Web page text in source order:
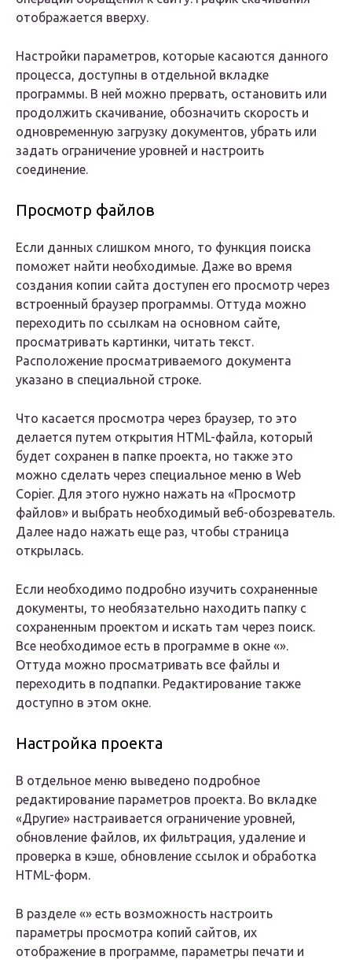
отображается вверху.
Настройки параметров, которые касаются данного
процесса, доступны в отдельной вкладке
программы. В ней можно прервать, остановить или
продолжить скачивание, обозначить скорость и
одновременную загрузку документов, убрать или
задать ограничение уровней и настроить
соединение.
Просмотр файлов
Если данных слишком много, то функция поиска
поможет найти необходимые. Даже во время
создания копии сайта доступен его просмотр через
встроенный браузер программы. Оттуда можно
переходить по ссылкам на основном сайте,
просматривать картинки, читать текст.
Расположение просматриваемого документа
указано в специальной строке.
Что касается просмотра через браузер, то это
делается путем открытия HTML-файла, который
будет сохранен в папке проекта, но также это
можно сделать через специальное меню в Web
Copier. Для этого нужно нажать на «Просмотр
файлов» и выбрать необходимый веб-обозреватель.
Далее надо нажать еще раз, чтобы страница
открылась.
Если необходимо подробно изучить сохраненные
документы, то необязательно находить папку с
сохраненным проектом и искать там через поиск.
Все необходимое есть в программе в окне «».
Оттуда можно просматривать все файлы и
переходить в подпапки. Редактирование также
доступно в этом окне.
Настройка проекта
В отдельное меню выведено подробное
редактирование параметров проекта. Во вкладке
«Другие» настраивается ограничение уровней,
обновление файлов, их фильтрация, удаление и
проверка в кэше, обновление ссылок и обработка
HTML-форм.
В разделе «» есть возможность настроить
параметры просмотра копий сайтов, их
отображение в программе, параметры печати и